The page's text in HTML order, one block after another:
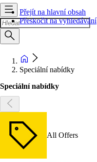
Přejít na hlavní obsah
Přeskočit na vyhledávání
Speciální nabídky
Speciální nabídky
All Offers